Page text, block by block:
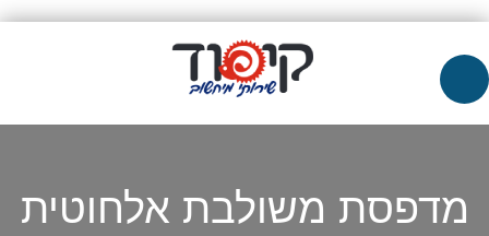
מדפסת משולבת אלחוטית